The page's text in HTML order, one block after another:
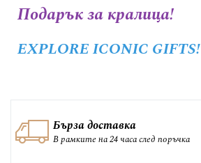
Подарък за кралица!
EXPLORE ICONIC GIFTS!
Бърза доставка
В рамките на 24 часа след поръчка